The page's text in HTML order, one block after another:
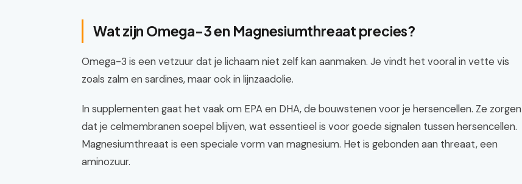
Wat zijn Omega-3 en Magnesiumthreaat precies?
Omega-3 is een vetzuur dat je lichaam niet zelf kan aanmaken. Je vindt het vooral in vette vis
zoals zalm en sardines, maar ook in lijnzaadolie.
In supplementen gaat het vaak om EPA en DHA, de bouwstenen voor je hersencellen. Ze zorgen
dat je celmembranen soepel blijven, wat essentieel is voor goede signalen tussen hersencellen.
Magnesiumthreaat is een speciale vorm van magnesium. Het is gebonden aan threaat, een
aminozuur.